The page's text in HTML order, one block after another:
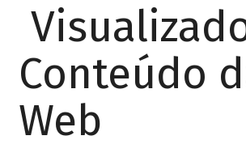
Conteúdo
Web